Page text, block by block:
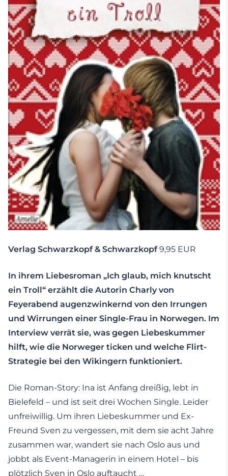
Verlag Schwarzkopf & Schwarzkopf9,95 EUR
In ihrem Liebesroman „Ich glaub, mich knutscht
ein Troll“ erzählt die Autorin Charly von
Feyerabend augenzwinkernd von den Irrungen
und Wirrungen einer Single-Frau in Norwegen. Im
Interview verrät sie, was gegen Liebeskummer
hilft, wie die Norweger ticken und welche Flirt-
Strategie bei den Wikingern funktioniert.
Die Roman-Story: Ina ist Anfang dreißig, lebt in
Bielefeld – und ist seit drei Wochen Single. Leider
unfreiwillig. Um ihren Liebeskummer und Ex-
Freund Sven zu vergessen, mit dem sie acht Jahre
zusammen war, wandert sie nach Oslo aus und
jobbt als Event-Managerin in einem Hotel – bis
plötzlich Sven in Oslo auftaucht …